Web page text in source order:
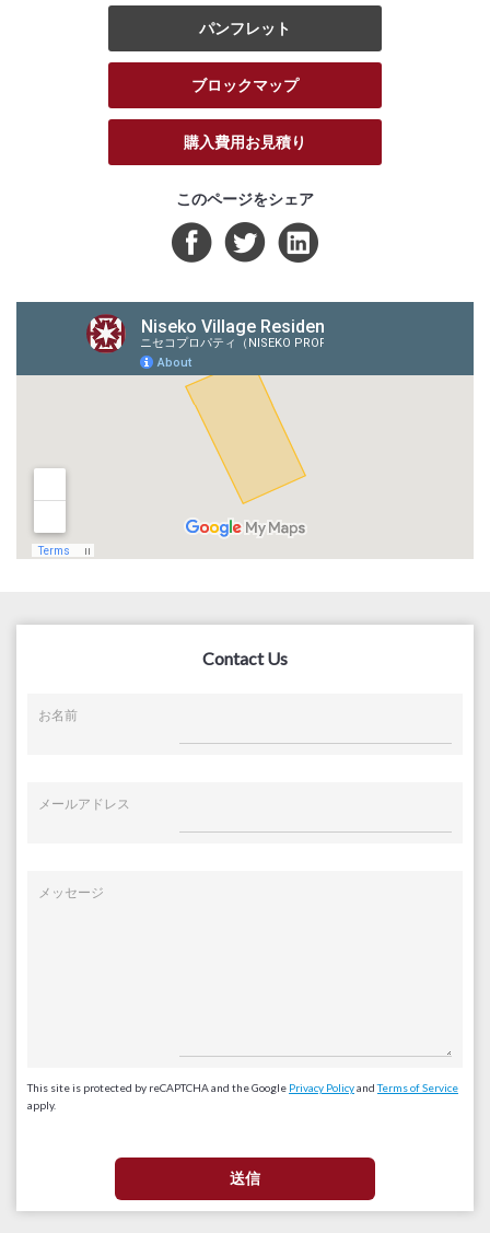
パンフレット
ブロックマップ
購入費用お見積り
このページをシェア
Contact Us
お名前
メールアドレス
メッセージ
This site is protected by reCAPTCHA and the Google Privacy PolicyandTerms of Service
apply.